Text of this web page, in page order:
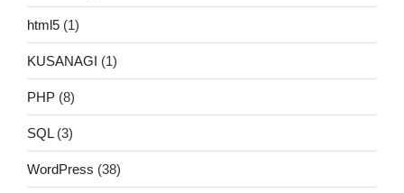
html5 (1)
KUSANAGI (1)
PHP (8)
SQL(3)
WordPress (38)